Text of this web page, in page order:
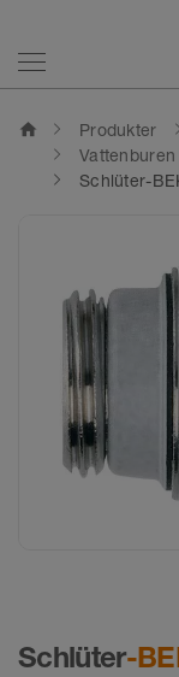
home Produkter
Schlüter-
Schlüter-